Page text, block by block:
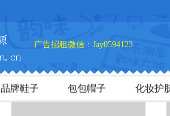
广告招租微信：Jay0594123
品牌鞋子 包包帽子 化妆护